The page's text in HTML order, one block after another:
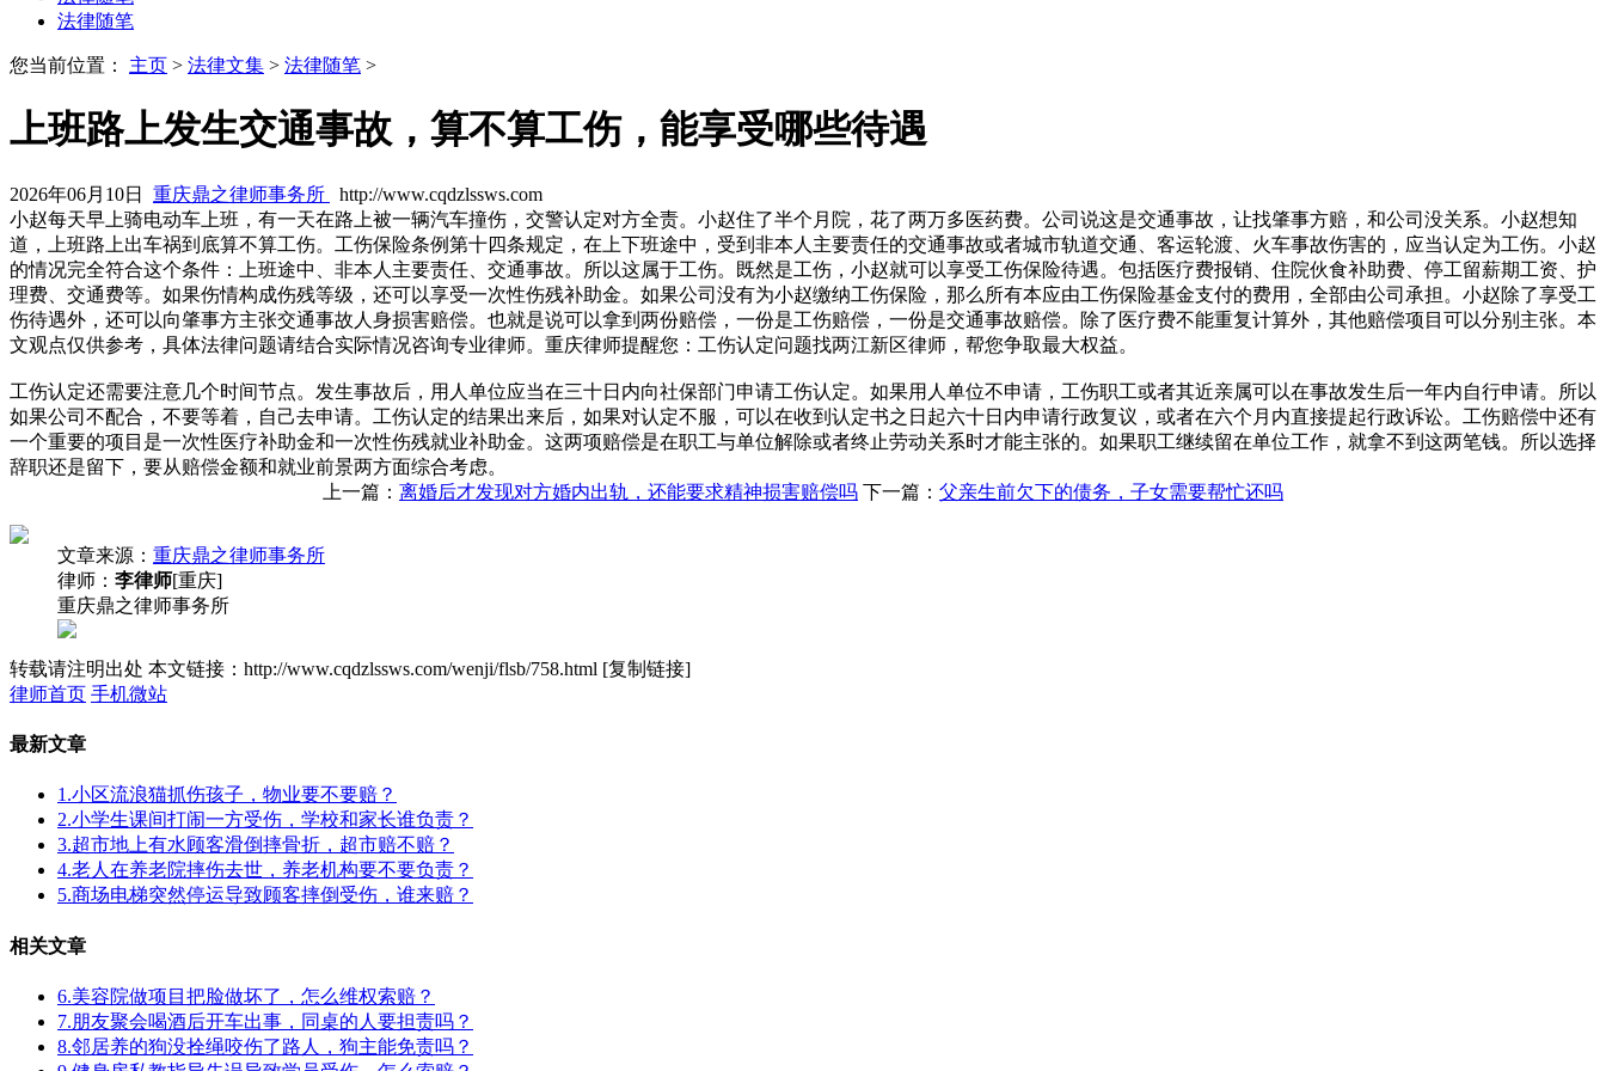
法律随笔
您当前位置： 主页 > 法律文集 > 法律随笔 >
上班路上发生交通事故，算不算工伤，能享受哪些待遇
2026年06月10日 重庆鼎之律师事务所
http://www.cqdzlssws.com
小赵每天早上骑电动车上班，有一天在路上被一辆汽车撞伤，交警认定对方全责。小赵住了半个月院，花了两万多医药费。公司说这是交通事故，让找肇事方赔，和公司没关系。小赵想知
道，上班路上出车祸到底算不算工伤。工伤保险条例第十四条规定，在上下班途中，受到非本人主要责任的交通事故或者城市轨道交通、客运轮渡、火车事故伤害的，应当认定为工伤。小赵
的情况完全符合这个条件：上班途中、非本人主要责任、交通事故。所以这属于工伤。既然是工伤，小赵就可以享受工伤保险待遇。包括医疗费报销、住院伙食补助费、停工留薪期工资、护
理费、交通费等。如果伤情构成伤残等级，还可以享受一次性伤残补助金。如果公司没有为小赵缴纳工伤保险，那么所有本应由工伤保险基金支付的费用，全部由公司承担。小赵除了享受工
伤待遇外，还可以向肇事方主张交通事故人身损害赔偿。也就是说可以拿到两份赔偿，一份是工伤赔偿，一份是交通事故赔偿。除了医疗费不能重复计算外，其他赔偿项目可以分别主张。本
文观点仅供参考，具体法律问题请结合实际情况咨询专业律师。重庆律师提醒您：工伤认定问题找两江新区律师，帮您争取最大权益。
工伤认定还需要注意几个时间节点。发生事故后，用人单位应当在三十日内向社保部门申请工伤认定。如果用人单位不申请，工伤职工或者其近亲属可以在事故发生后一年内自行申请。所以
如果公司不配合，不要等着，自己去申请。工伤认定的结果出来后，如果对认定不服，可以在收到认定书之日起六十日内申请行政复议，或者在六个月内直接提起行政诉讼。工伤赔偿中还有
一个重要的项目是一次性医疗补助金和一次性伤残就业补助金。这两项赔偿是在职工与单位解除或者终止劳动关系时才能主张的。如果职工继续留在单位工作，就拿不到这两笔钱。所以选择
辞职还是留下，要从赔偿金额和就业前景两方面综合考虑。
上一篇： 离婚后才发现对方婚内出轨，还能要求精神损害赔偿吗 下一篇： 父亲生前欠下的债务，子女需要帮忙还吗
文章来源： 重庆鼎之律师事务所
律师： 李律师[重庆]
重庆鼎之律师事务所
转载请注明出处 本文链接：http://www.cqdzlssws.com/wenji/flsb/758.html [复制链接]
律师首页 手机微站
最新文章
1.小区流浪猫抓伤孩子，物业要不要赔？
2.小学生课间打闹一方受伤，学校和家长谁负责？
3.超市地上有水顾客滑倒摔骨折，超市赔不赔？
4.老人在养老院摔伤去世，养老机构要不要负责？
5.商场电梯突然停运导致顾客摔倒受伤，谁来赔？
相关文章
6.美容院做项目把脸做坏了，怎么维权索赔？
7.朋友聚会喝酒后开车出事，同桌的人要担责吗？
8.邻居养的狗没拴绳咬伤了路人，狗主能免责吗？